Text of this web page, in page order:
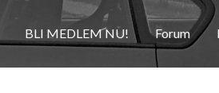
BLI MEDLEM NU! Forum